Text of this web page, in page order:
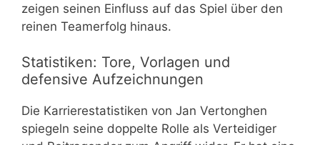
zeigen seinen Einfluss auf das Spiel über den
reinen Teamerfolg hinaus.
Statistiken: Tore, Vorlagen und
defensive Aufzeichnungen
Die Karrierestatistiken von Jan Vertonghen
spiegeln seine doppelte Rolle als Verteidiger